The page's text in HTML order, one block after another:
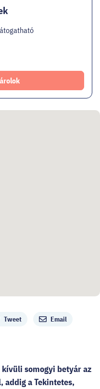
Tweet Email
somogyi betyár az
addig a Tekintetes,